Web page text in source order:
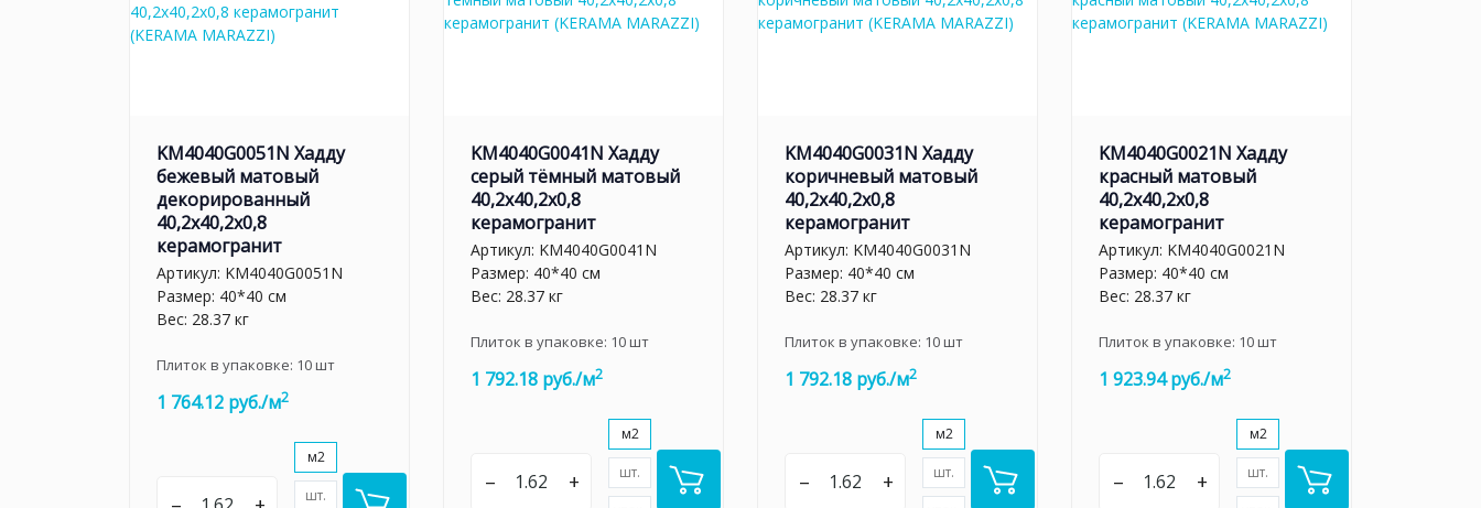
KM4040G0051N Хадду
бежевый матовый
декорированный
40,2x40,2x0,8
керамогранит
Артикул: KM4040G0051N
Размер: 40*40 см
Вес: 28.37 кг
Плиток в упаковке: 10шт
1 764.12 руб./м2
м2
шт.
KM4040G0041N Хадду
серый тёмный матовый
40,2x40,2x0,8
керамогранит
Артикул: KM4040G0041N
Размер: 40*40 см
Вес: 28.37 кг
Плиток в упаковке: 10шт
1 792.18 руб./м2
– +
м2
шт.
KM4040G0031N Хадду
коричневый матовый
40,2x40,2x0,8
керамогранит
Артикул: KM4040G0031N
Размер: 40*40 см
Вес: 28.37 кг
Плиток в упаковке: 10шт
1 792.18 руб./м2
– +
м2
шт.
KM4040G0021N Хадду
красный матовый
40,2x40,2x0,8
керамогранит
Артикул: KM4040G0021N
Размер: 40*40 см
Вес: 28.37 кг
Плиток в упаковке: 10шт
1 923.94 руб./м2
– +
м2
шт.